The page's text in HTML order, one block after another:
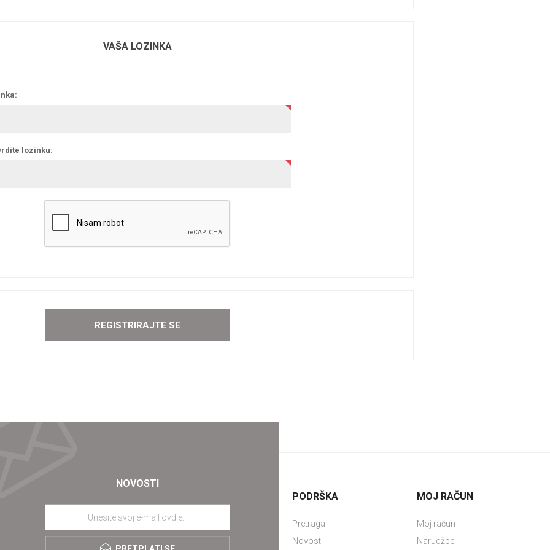
VAŠA LOZINKA
lozinku:
NOVOSTI
PODRŠKA
Pretraga
Novosti
MOJ RAČUN
Moj račun
Narudžbe